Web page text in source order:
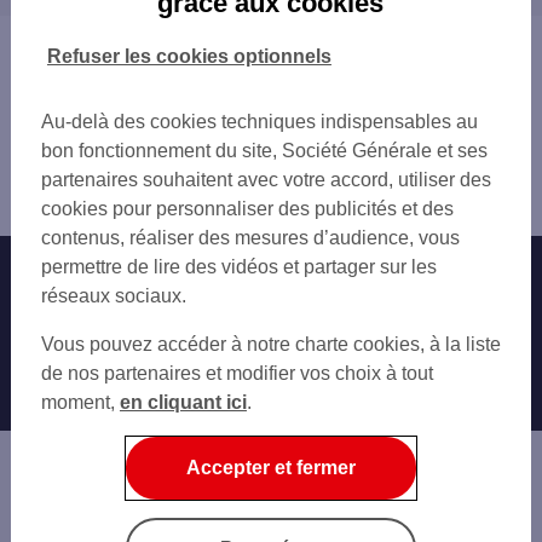
PARIS 50 BD ORNANO
L'OREAL ZVIAK
ST OUEN GABRIEL PERI
CLICHY 97 BD VICTOR HUGO
PARIS 70 RUE ORDENER
PARIS CUSTINE
PARIS EPINETTES
ST OUEN 32 RUE DES BATELIERS
PARIS LEPIC
PARIS 27 RUE LEPIC
ST OUEN 47 BD JEAN JAURES
PARIS MARCADET
LEVALLOIS-PERRET
ASNIÈRES-SUR-SEINE
VILLENEUVE-LA-GARENNE
PARIS
GENNEVILLIERS
NEUILLY-SUR-SEINE
SAINT-DENIS
BOIS-COLOMBES
LE PRÉ-SAINT-GERVAIS
COURBEVOIE
PANTIN
ÉPINAY-SUR-SEINE
COLOMBES
LA GARENNE-COLOMBES
LES LILAS
Vous êtes ici : Accueil
Paris 18ème
Distributeur/automate HOPITAL BICHAT
Nos engagements Nous contacter
Autres sites SG
Professionnels
Entreprises
Associations
Banque privée
Informations légales
Au-delà des cookies techniques indispensables au
bon fonctionnement du site, Société Générale et ses
partenaires souhaitent avec votre accord, utiliser des
cookies pour personnaliser des publicités et des
contenus, réaliser des mesures d’audience, vous
permettre de lire des vidéos et partager sur les
réseaux sociaux.
Vous pouvez accéder à notre charte cookies, à la liste
de nos partenaires et modifier vos choix à tout
moment, en cliquant ici.
Refuser les cookies optionnels
Accepter et fermer